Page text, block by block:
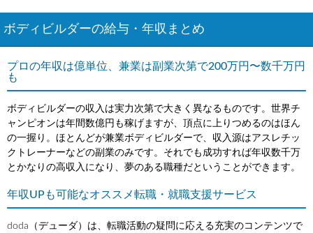
ボディビルダーの給与・年収まとめ
プロの年収は億単位、兼業は副業次第で200万円〜数千万円
も
ボディビルダーの収入は実力次第で大きく異なるものです。世界チ
ャンピオンは年間数億円も稼げますが、頂点に上りつめるのはほん
の一握り。ほとんどが兼業ボディビルダーで、収入源はアスレチッ
クトレーナーなどの副業のみです。それでも成功すれば年収数千万
とかなりの高収入になり、夢のある職種だということができます。
年収UPも可能なオススメ転職・就職支援サービス
doda（デューダ）は、転職活動の疑問に応える充実のコンテンツで